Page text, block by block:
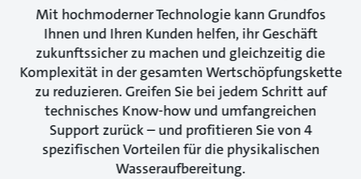
Mit hochmoderner Technologie kann Grundfos
Ihnen und Ihren Kunden helfen, ihr Geschäft
zukunftssicher zu machen und gleichzeitig die
Komplexität in der gesamten Wertschöpfungskette
zu reduzieren. Greifen Sie bei jedem Schritt auf
technisches Know-how und umfangreichen
Support zurück – und profitieren Sie von 4
spezifischen Vorteilen für die physikalischen
Wasseraufbereitung.